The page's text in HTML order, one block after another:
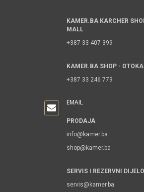
KAMER.BA KARCHER
MALL
+387 33 407 399
KAMER.BA SHOP - OTOKA
+387 33 246 779
EMAIL
PRODAJA
info@kamer.ba
shop@kamer.ba
SERVIS I REZERVNI
servis@kamer.ba